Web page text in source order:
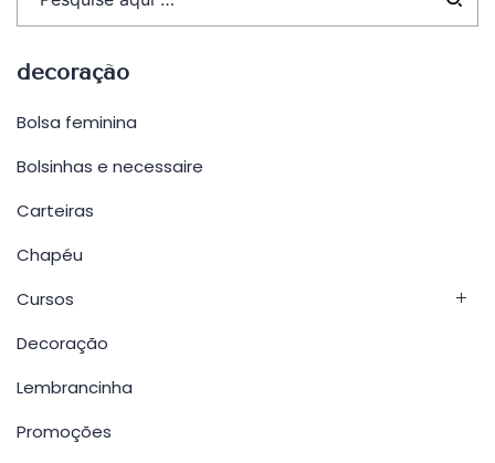
decoração
Bolsa feminina
Bolsinhas e necessaire
Carteiras
Chapéu
Cursos
Decoração
Lembrancinha
Promoções